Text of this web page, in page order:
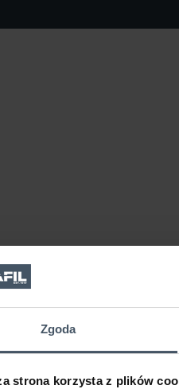
Zgoda
strona korzysta z plików